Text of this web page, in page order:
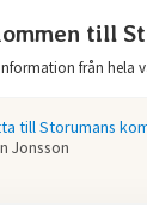
till
från hela
till Storumans
Jonsson